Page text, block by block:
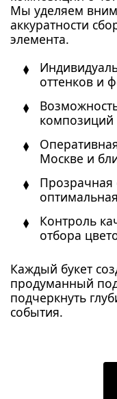
Мы уделяем
аккуратности
элемента.
оттенков и
композиций
Москве и
Прозрачная
Контроль
отбора
Каждый букет
продуманный
подчеркнуть
события.